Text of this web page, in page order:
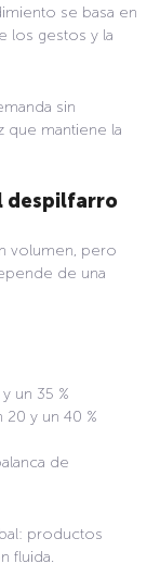
se basa en
los gestos y la
sin
que mantiene la
despilfarro
volumen, pero
de una
un 35 %
y un 40 %
de
productos
fluida.